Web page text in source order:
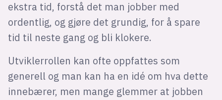
ekstra tid, forstå det man jobber med
ordentlig, og gjøre det grundig, for å spare
tid til neste gang og bli klokere.
Utviklerrollen kan ofte oppfattes som
generell og man kan ha en idé om hva dette
innebærer, men mange glemmer at jobben